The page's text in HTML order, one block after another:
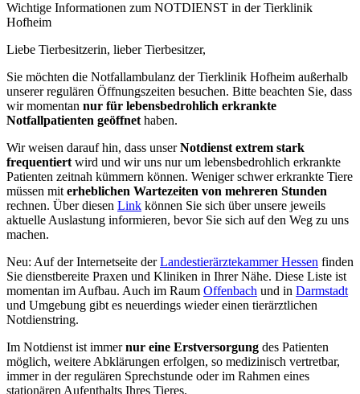
Wichtige Informationen zum NOTDIENST in der Tierklinik
Hofheim
Liebe Tierbesitzerin, lieber Tierbesitzer,
Sie möchten die Notfallambulanz der Tierklinik Hofheim außerhalb
unserer regulären Öffnungszeiten besuchen. Bitte beachten Sie, dass
wir momentan nur für lebensbedrohlich erkrankte
Notfallpatienten geöffnet haben.
Wir weisen darauf hin, dass unserNotdienst extrem stark
frequentiert wird und wir uns nur um lebensbedrohlich erkrankte
Patienten zeitnah kümmern können. Weniger schwer erkrankte Tiere
müssen mit erheblichen Wartezeiten von mehreren Stunden
rechnen. Über diesen Link können Sie sich über unsere jeweils
aktuelle Auslastung informieren, bevor Sie sich auf den Weg zu uns
machen.
Neu: Auf der Internetseite derLandestierärztekammer Hessen finden
Sie dienstbereite Praxen und Kliniken in Ihrer Nähe. Diese Liste ist
momentan im Aufbau. Auch im Raum Offenbach und in Darmstadt
und Umgebung gibt es neuerdings wieder einen tierärztlichen
Notdienstring.
Im Notdienst ist immernur eine Erstversorgung des Patienten
möglich, weitere Abklärungen erfolgen, so medizinisch vertretbar,
immer in der regulären Sprechstunde oder im Rahmen eines
stationären Aufenthalts Ihres Tieres.